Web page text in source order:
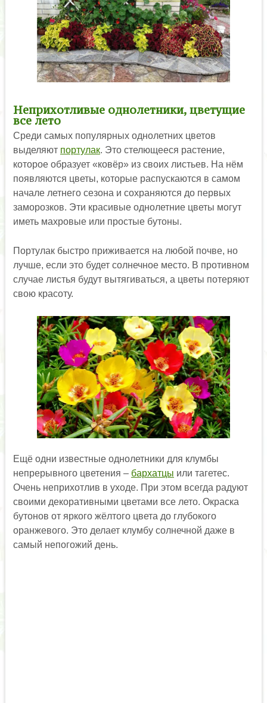
Неприхотливые однолетники, цветущие
все лето
Среди самых популярных однолетних цветов
выделяют портулак. Это стелющееся растение,
которое образует «ковёр» из своих листьев. На нём
появляются цветы, которые распускаются в самом
начале летнего сезона и сохраняются до первых
заморозков. Эти красивые однолетние цветы могут
иметь махровые или простые бутоны.
Портулак быстро приживается на любой почве, но
лучше, если это будет солнечное место. В противном
случае листья будут вытягиваться, а цветы потеряют
свою красоту.
Ещё одни известные однолетники для клумбы
непрерывного цветения – бархатцы или тагетес.
Очень неприхотлив в уходе. При этом всегда радуют
своими декоративными цветами все лето. Окраска
бутонов от яркого жёлтого цвета до глубокого
оранжевого. Это делает клумбу солнечной даже в
самый непогожий день.